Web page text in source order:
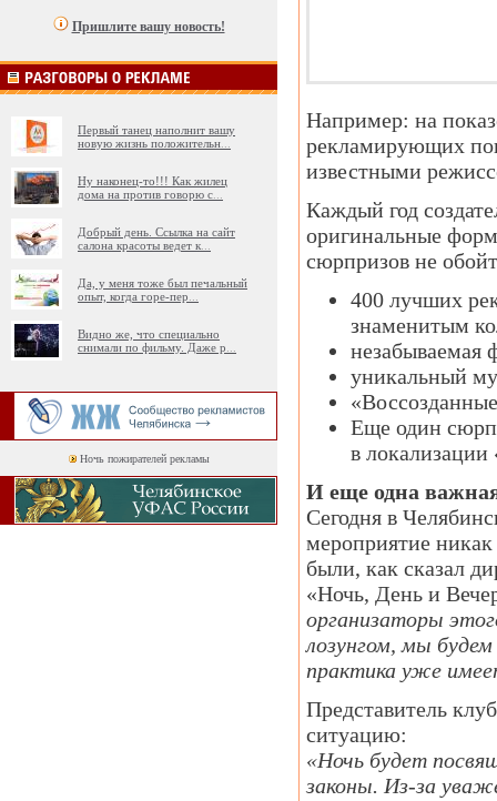
Пришлите вашу новость!
Первый танец наполнит вашу
новую жизнь положительн
Ну наконец-то!!! Как жилец
дома на против говорю с
Добрый день. Ссылка на сайт
салона красоты ведет к
Да, у меня тоже был печальный
опыт, когда горе-пер
Видно же, что специально
снимали по фильму. Даже р
Ночь пожирателей рекламы
Например: на
рекламирующих
известными
Каждый год
оригинальные
сюрпризов не
400 лучших
знаменитым
незабываемая
уникальный
Еще один
в локализации
И еще одна
Сегодня в
мероприятие
были, как сказал
«Ночь, День и
организаторы
лозунгом, мы
практика уже
Представитель
ситуацию:
«Ночь будет
законы. Из-за